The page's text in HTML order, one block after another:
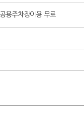
용주차장이용 무료